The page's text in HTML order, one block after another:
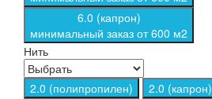
6.0 (капрон)
минимальный заказ от 600 м2
Нить
2.0 (полипропилен)
2.0 (капрон)